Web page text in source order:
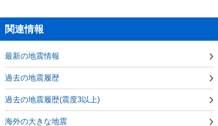
関連情報
最新の地震情報
過去の地震履歴
過去の地震履歴(震度3以上)
海外の大きな地震